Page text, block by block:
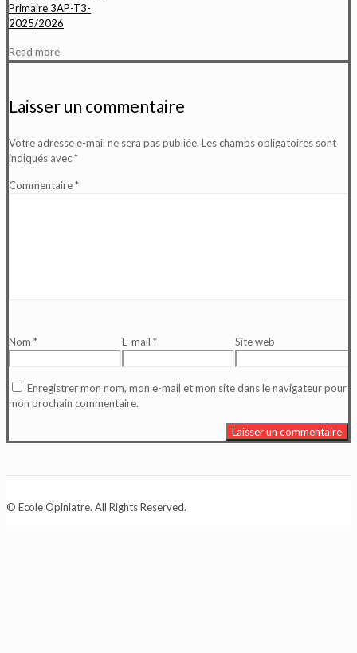
Primaire 3AP-T3-
2025/2026
Read more
Laisser un commentaire
Votre adresse e-mail ne sera pas publiée. Les champs obligatoires sont
indiqués avec*
Commentaire*
Nom * E-mail * Site web
Enregistrer mon nom, mon e-mail et mon site dans le navigateur pour
mon prochain commentaire.
© Ecole Opiniatre. All Rights Reserved.